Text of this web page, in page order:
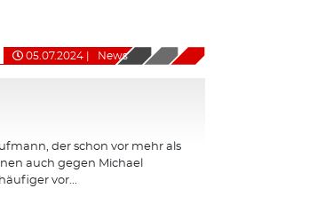
05.07.2024 News
der schon vor mehr als
auch gegen Michael
vor...